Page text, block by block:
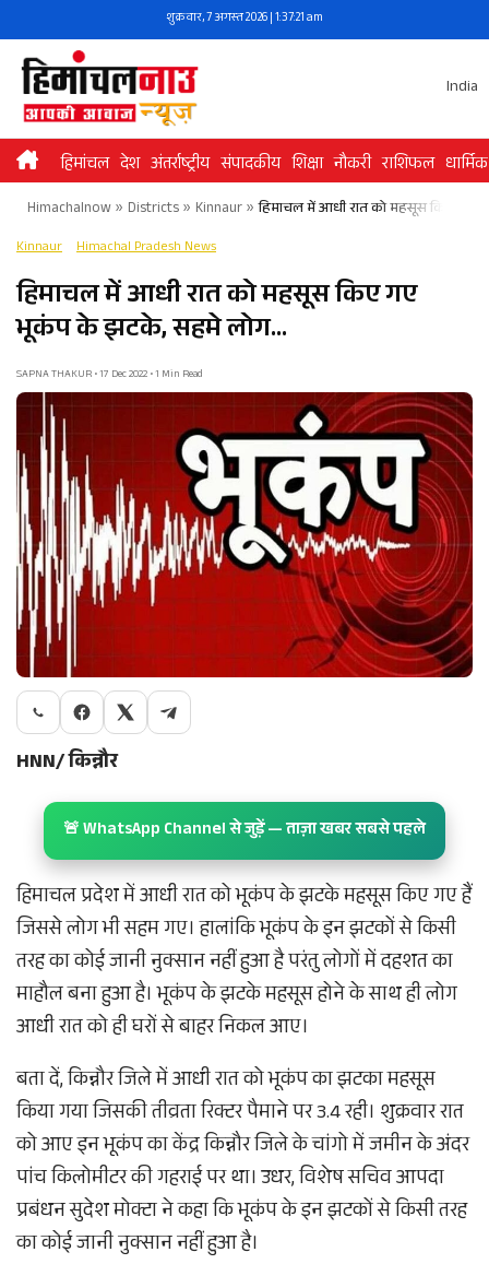
to
content
शुक्रवार, 7 अगस्त 2026 | 1:37:21 am
India
हिमांचल देश अंतर्राष्ट्रीय संपादकीय शिक्षा नौकरी राशिफल धार्मिक
Himachalnow» Districts» Kinnaur» हिमाचल में आधी रात को महसूस किए
Kinnaur Himachal Pradesh News
हिमाचल में आधी रात को महसूस किए गए
भूकंप के झटके, सहमे लोग…
SAPNA THAKUR • 17 Dec 2022 • 1 Min Read
HNN/ किन्नौर
🚨 WhatsApp Channel से जुड़ें — ताज़ा खबर सबसे पहले
हिमाचल प्रदेश में आधी रात को भूकंप के झटके महसूस किए गए हैं
जिससे लोग भी सहम गए। हालांकि भूकंप के इन झटकों से किसी
तरह का कोई जानी नुक्सान नहीं हुआ है परंतु लोगों में दहशत का
माहौल बना हुआ है। भूकंप के झटके महसूस होने के साथ ही लोग
आधी रात को ही घरों से बाहर निकल आए।
बता दें, किन्नौर जिले में आधी रात को भूकंप का झटका महसूस
किया गया जिसकी तीव्रता रिक्टर पैमाने पर 3.4 रही। शुक्रवार रात
को आए इन भूकंप का केंद्र किन्नौर जिले के चांगो में जमीन के अंदर
पांच किलोमीटर की गहराई पर था। उधर, विशेष सचिव आपदा
प्रबंधन सुदेश मोक्टा ने कहा कि भूकंप के इन झटकों से किसी तरह
का कोई जानी नुक्सान नहीं हुआ है।